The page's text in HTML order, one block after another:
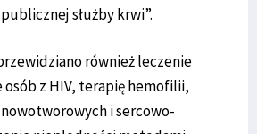
służby krwi”.
również leczenie
z HIV, terapię hemofilii,
i sercowo-